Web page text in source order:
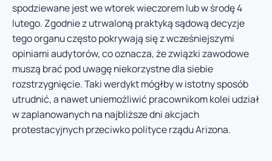
spodziewane jest we wtorek wieczorem lub w środę 4
lutego. Zgodnie z utrwaloną praktyką sądową decyzje
tego organu często pokrywają się z wcześniejszymi
opiniami audytorów, co oznacza, że związki zawodowe
muszą brać pod uwagę niekorzystne dla siebie
rozstrzygnięcie. Taki werdykt mógłby w istotny sposób
utrudnić, a nawet uniemożliwić pracownikom kolei udział
w zaplanowanych na najbliższe dni akcjach
protestacyjnych przeciwko polityce rządu Arizona.